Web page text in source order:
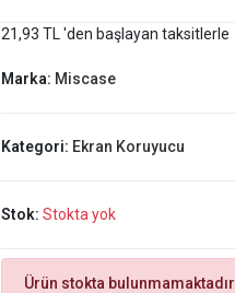
21,93 TL 'den başlayan taksitlerle
Marka: Miscase
Kategori: Ekran Koruyucu
Stok: Stokta yok
Ürün stokta